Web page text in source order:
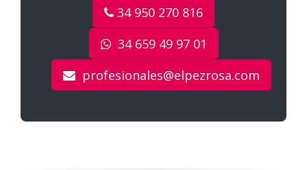
34 950 270 816
34 659 49 97 01
profesionales@elpezrosa.com